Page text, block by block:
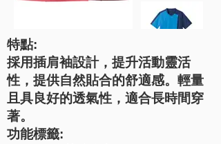
特點:
採用插肩袖設計，提升活動靈活
性，提供自然貼合的舒適感。輕量
且具良好的透氣性，適合長時間穿
著。
功能標籤: